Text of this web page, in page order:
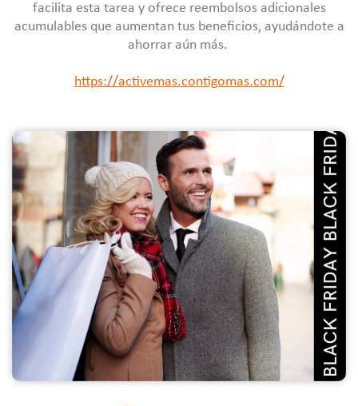
facilita esta tarea y ofrece reembolsos adicionales
acumulables que aumentan tus beneficios, ayudándote a
ahorrar aún más.
https://activemas.contigomas.com/